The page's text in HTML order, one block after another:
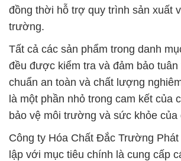
đồng thời hỗ trợ quy trình sản xuất
trường.
Tất cả các sản phẩm trong danh
đều được kiểm tra và đảm bảo tuân
chuẩn an toàn và chất lượng
là một phần nhỏ trong cam kết của
bảo vệ môi trường và sức khỏe của
Công ty Hóa Chất Đắc Trường
lập với mục tiêu chính là cung cấp